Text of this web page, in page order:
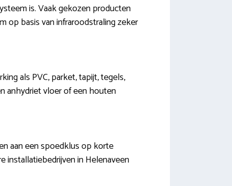
is. Vaak gekozen producten
op basis van infraroodstraling zeker
als PVC, parket, tapijt, tegels,
anhydriet vloer of een houten
aan een spoedklus op korte
installatiebedrijven in Helenaveen